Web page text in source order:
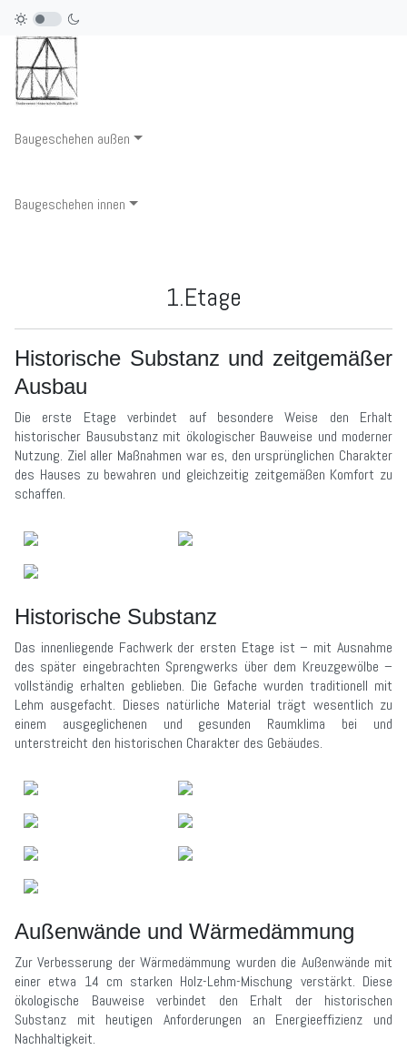
Baugeschehen außen
Baugeschehen innen
1.Etage
Historische Substanz und zeitgemäßer
Ausbau
Die erste Etage verbindet auf besondere Weise den Erhalt
historischer Bausubstanz mit ökologischer Bauweise und moderner
Nutzung. Ziel aller Maßnahmen war es, den ursprünglichen Charakter
des Hauses zu bewahren und gleichzeitig zeitgemäßen Komfort zu
schaffen.
Historische Substanz
Das innenliegende Fachwerk der ersten Etage ist – mit Ausnahme
des später eingebrachten Sprengwerks über dem Kreuzgewölbe –
vollständig erhalten geblieben. Die Gefache wurden traditionell mit
Lehm ausgefacht. Dieses natürliche Material trägt wesentlich zu
einem ausgeglichenen und gesunden Raumklima bei und
unterstreicht den historischen Charakter des Gebäudes.
Außenwände und Wärmedämmung
Zur Verbesserung der Wärmedämmung wurden die Außenwände mit
einer etwa 14 cm starken Holz-Lehm-Mischung verstärkt. Diese
ökologische Bauweise verbindet den Erhalt der historischen
Substanz mit heutigen Anforderungen an Energieeffizienz und
Nachhaltigkeit.